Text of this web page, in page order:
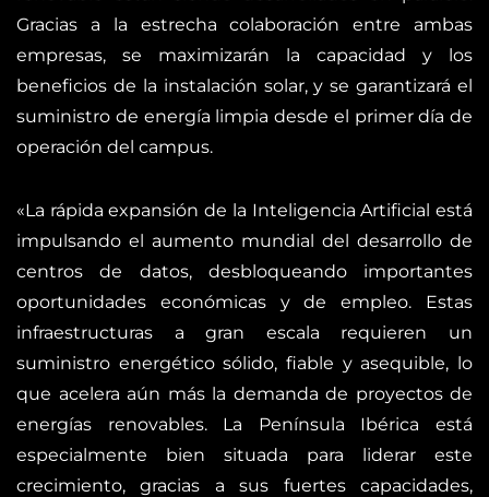
Gracias a la estrecha colaboración entre ambas
empresas, se maximizarán la capacidad y los
beneficios de la instalación solar, y se garantizará el
suministro de energía limpia desde el primer día de
operación del campus.
«La rápida expansión de la Inteligencia Artificial está
impulsando el aumento mundial del desarrollo de
centros de datos, desbloqueando importantes
oportunidades económicas y de empleo. Estas
infraestructuras a gran escala requieren un
suministro energético sólido, fiable y asequible, lo
que acelera aún más la demanda de proyectos de
energías renovables. La Península Ibérica está
especialmente bien situada para liderar este
crecimiento, gracias a sus fuertes capacidades,